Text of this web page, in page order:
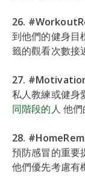
26.
到他們的健身目
籤的觀看次數接
27.
私人教練或健身
同階段的人 他們
28.
預防感冒的重要
他們優先考慮有